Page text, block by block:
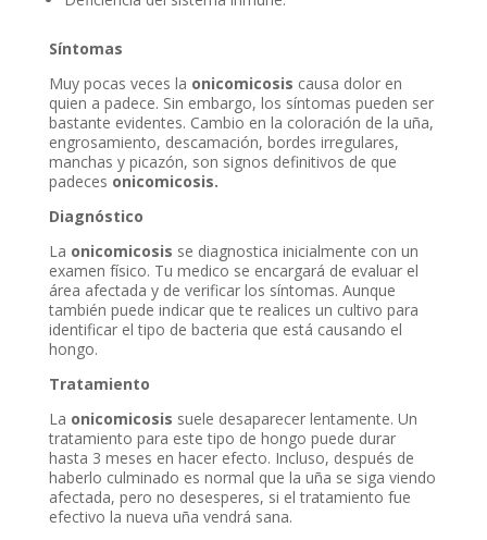
Síntomas
Muy pocas veces la onicomicosis causa dolor en
quien a padece. Sin embargo, los síntomas pueden ser
bastante evidentes. Cambio en la coloración de la uña,
engrosamiento, descamación, bordes irregulares,
manchas y picazón, son signos definitivos de que
padeces onicomicosis.
Diagnóstico
La onicomicosis se diagnostica inicialmente con un
examen físico. Tu medico se encargará de evaluar el
área afectada y de verificar los síntomas. Aunque
también puede indicar que te realices un cultivo para
identificar el tipo de bacteria que está causando el
hongo.
Tratamiento
La onicomicosis suele desaparecer lentamente. Un
tratamiento para este tipo de hongo puede durar
hasta 3 meses en hacer efecto. Incluso, después de
haberlo culminado es normal que la uña se siga viendo
afectada, pero no desesperes, si el tratamiento fue
efectivo la nueva uña vendrá sana.